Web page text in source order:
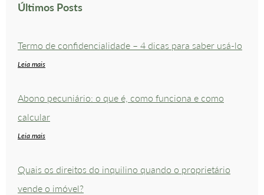
Últimos Posts
Termo de confidencialidade – 4 dicas para saber usá-lo
Leia mais
Abono pecuniário: o que é, como funciona e como
calcular
Leia mais
Quais os direitos do inquilino quando o proprietário
vende o imóvel?